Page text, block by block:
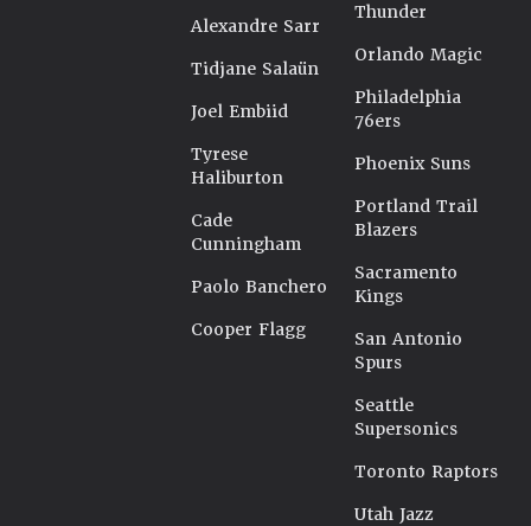
Alexandre Sarr
Tidjane Salaün
Joel Embiid
Tyrese
Haliburton
Cade
Cunningham
Paolo Banchero
Cooper Flagg
Thunder
Orlando Magic
Philadelphia
76ers
Phoenix Suns
Portland Trail
Blazers
Sacramento
Kings
San Antonio
Spurs
Seattle
Supersonics
Toronto Raptors
Utah Jazz